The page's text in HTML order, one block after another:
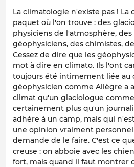
La climatologie n'existe pas ! La
paquet où l'on trouve : des
physiciens de l'atmosphère,
géophysiciens, des chimistes,
Cessez de dire que les
mot à dire en climato. Ils l'ont
toujours été intimement liée au
géophysicien comme Allègre a
climat qu'un glaciologue
certainement plus qu'un
adhère à un camp, mais qui
une opinion vraiment
demande de le faire. C'est ce
creuse : on abboie avec les
fort, mais quand il faut montrer